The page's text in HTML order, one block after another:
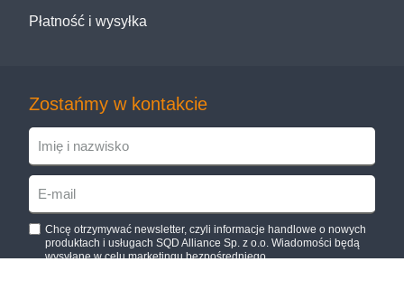
Płatność i wysyłka
Zostańmy w kontakcie
Chcę otrzymywać newsletter, czyli informacje handlowe o nowych
produktach i usługach SQD Alliance Sp. z o.o. Wiadomości będą
wysyłane w celu marketingu bezpośredniego